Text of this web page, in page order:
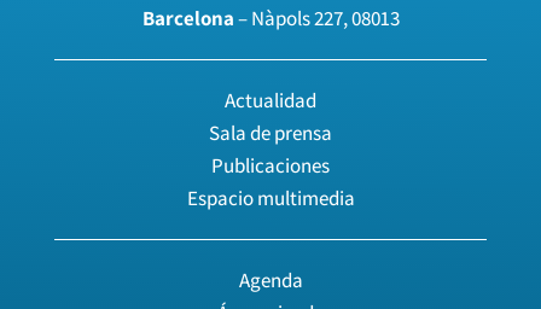
Barcelona– Nàpols 227, 08013
Actualidad
Sala de prensa
Publicaciones
Espacio multimedia
Agenda